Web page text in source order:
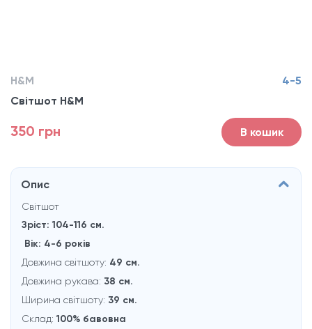
H&M
4-5
Світшот H&M
350 грн В кошик
Опис
Світшот
Зріст: 104-116 см.
Вік: 4-6 рокiв
Довжина світшоту: 49 см.
Довжина рукaва: 38 см.
Ширина світшоту: 39 см.
Склад:100% бавовна